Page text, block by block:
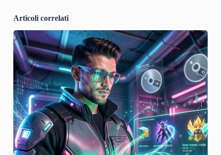
Articoli correlati